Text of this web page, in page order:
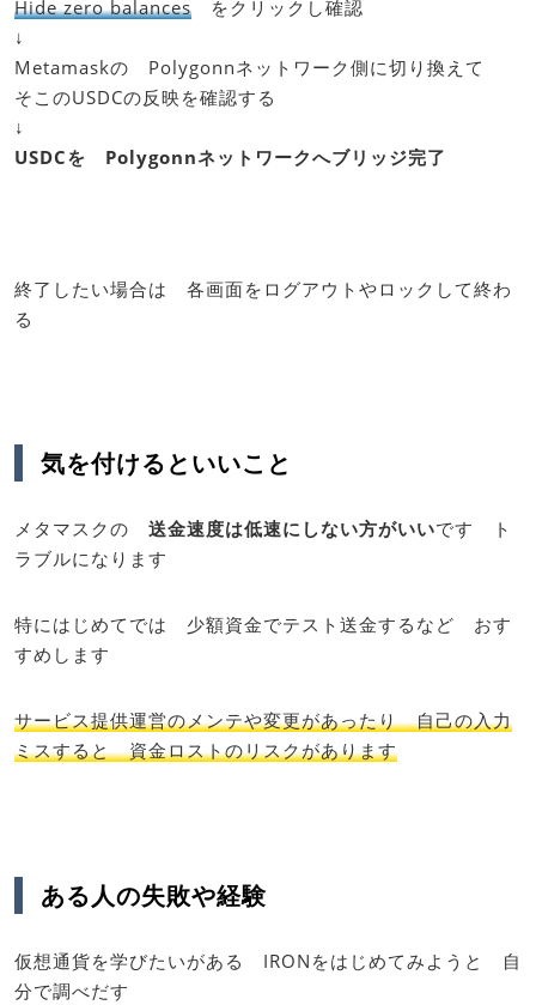
Hide zero balances をクリックし確認
↓
Metamaskの Polygonnネットワーク側に切り換えて
そこのUSDCの反映を確認する
↓
USDCを Polygonnネットワークへブリッジ完了
終了したい場合は 各画面をログアウトやロックして終わ
る
気を付けるといいこと
メタマスクの 送金速度は低速にしない方がいいです ト
ラブルになります
特にはじめてでは 少額資金でテスト送金するなど おす
すめします
サービス提供運営のメンテや変更があったり 自己の入力
ミスすると 資金ロストのリスクがあります
ある人の失敗や経験
仮想通貨を学びたいがある IRONをはじめてみようと 自
分で調べだす